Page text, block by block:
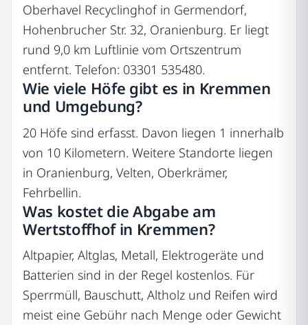
Oberhavel Recyclinghof in Germendorf,
Hohenbrucher Str. 32, Oranienburg. Er liegt
rund 9,0 km Luftlinie vom Ortszentrum
entfernt. Telefon: 03301 535480.
Wie viele Höfe gibt es in Kremmen
und Umgebung?
20 Höfe sind erfasst. Davon liegen 1 innerhalb
von 10 Kilometern. Weitere Standorte liegen
in Oranienburg, Velten, Oberkrämer,
Fehrbellin.
Was kostet die Abgabe am
Wertstoffhof in Kremmen?
Altpapier, Altglas, Metall, Elektrogeräte und
Batterien sind in der Regel kostenlos. Für
Sperrmüll, Bauschutt, Altholz und Reifen wird
meist eine Gebühr nach Menge oder Gewicht